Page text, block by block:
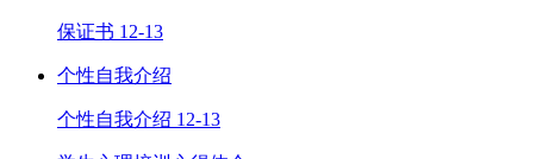
保证书 12-13
个性自我介绍
个性自我介绍 12-13